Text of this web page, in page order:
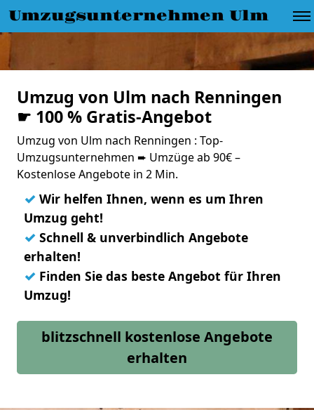
Umzugsunternehmen Ulm
Umzug von Ulm nach Renningen
☛ 100 % Gratis-Angebot
Umzug von Ulm nach Renningen : Top-
Umzugsunternehmen ➨ Umzüge ab 90€ –
Kostenlose Angebote in 2 Min.
✓ Wir helfen Ihnen, wenn es um Ihren
Umzug geht!
✓ Schnell & unverbindlich Angebote
erhalten!
✓ Finden Sie das beste Angebot für Ihren
Umzug!
blitzschnell kostenlose Angebote
erhalten